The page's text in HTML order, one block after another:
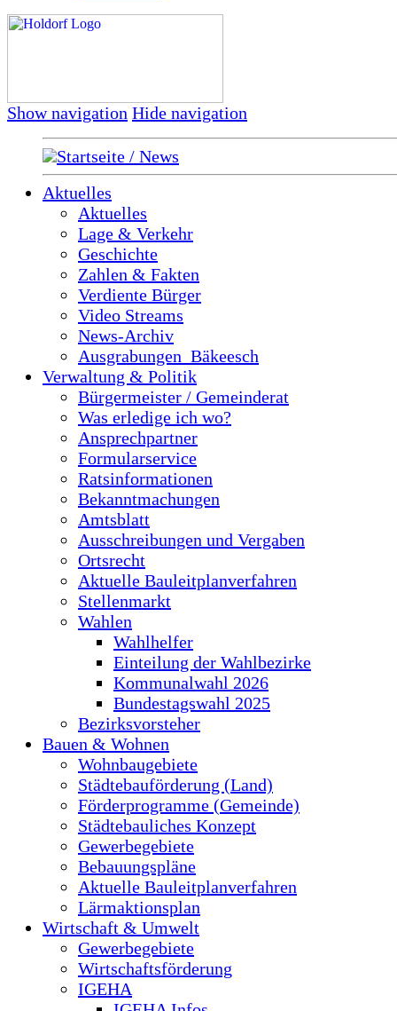
Show navigation Hide navigation
Startseite / News
Aktuelles
Aktuelles
Lage & Verkehr
Geschichte
Zahlen & Fakten
Verdiente Bürger
Video Streams
News-Archiv
Ausgrabungen_Bäkeesch
Verwaltung & Politik
Bürgermeister / Gemeinderat
Was erledige ich wo?
Ansprechpartner
Formularservice
Ratsinformationen
Bekanntmachungen
Amtsblatt
Ausschreibungen und Vergaben
Ortsrecht
Aktuelle Bauleitplanverfahren
Stellenmarkt
Wahlen
Wahlhelfer
Einteilung der Wahlbezirke
Kommunalwahl 2026
Bundestagswahl 2025
Bezirksvorsteher
Bauen & Wohnen
Wohnbaugebiete
Städtebauförderung (Land)
Förderprogramme (Gemeinde)
Städtebauliches Konzept
Gewerbegebiete
Bebauungspläne
Aktuelle Bauleitplanverfahren
Lärmaktionsplan
Wirtschaft & Umwelt
Gewerbegebiete
Wirtschaftsförderung
IGEHA